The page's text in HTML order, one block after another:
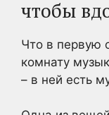
чтобы
Что в первую
комнату
– в ней есть